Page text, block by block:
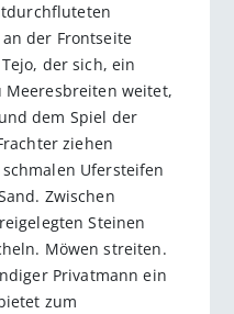
der Frontseite
der sich, ein
weitet,
dem Spiel der
ziehen
Ufersteifen
Zwischen
Steinen
Möwen streiten.
Privatmann ein
zum